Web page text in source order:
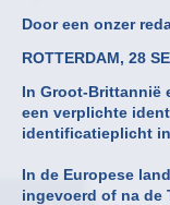
Door een onzer
ROTTERDAM, 28
In Groot-Brittannië
een verplichte
identificatieplicht
In de Europese
ingevoerd of na de